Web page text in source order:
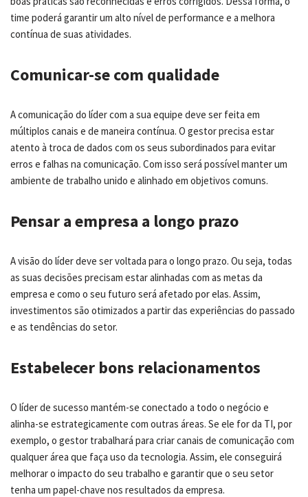
time poderá garantir um alto nível de performance e a melhora
contínua de suas atividades.
Comunicar-se com qualidade
A comunicação do líder com a sua equipe deve ser feita em
múltiplos canais e de maneira contínua. O gestor precisa estar
atento à troca de dados com os seus subordinados para evitar
erros e falhas na comunicação. Com isso será possível manter um
ambiente de trabalho unido e alinhado em objetivos comuns.
Pensar a empresa a longo prazo
A visão do líder deve ser voltada para o longo prazo. Ou seja, todas
as suas decisões precisam estar alinhadas com as metas da
empresa e como o seu futuro será afetado por elas. Assim,
investimentos são otimizados a partir das experiências do passado
e as tendências do setor.
Estabelecer bons relacionamentos
O líder de sucesso mantém-se conectado a todo o negócio e
alinha-se estrategicamente com outras áreas. Se ele for da TI, por
exemplo, o gestor trabalhará para criar canais de comunicação com
qualquer área que faça uso da tecnologia. Assim, ele conseguirá
melhorar o impacto do seu trabalho e garantir que o seu setor
tenha um papel-chave nos resultados da empresa.